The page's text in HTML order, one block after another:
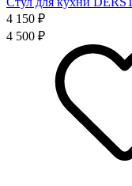
4 150 ₽
4 500 ₽